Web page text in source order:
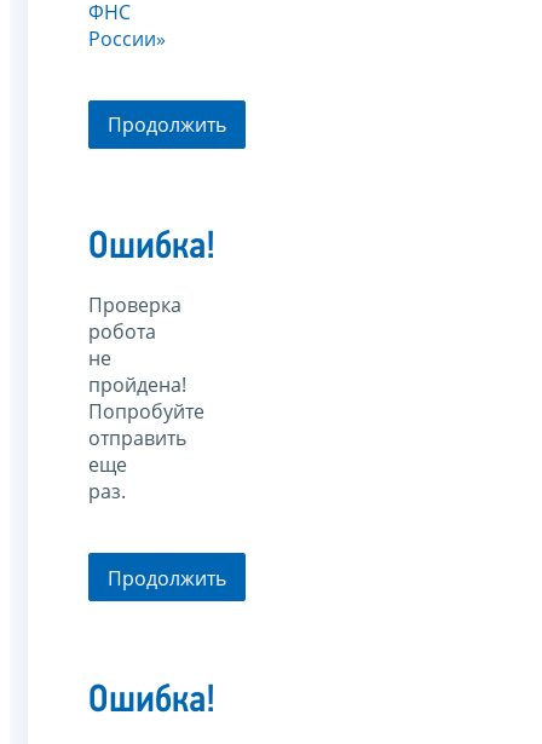
ФНС
России»
Продолжить
Ошибка!
Проверка
робота
не
пройдена!
Попробуйте
отправить
еще
раз.
Продолжить
Ошибка!